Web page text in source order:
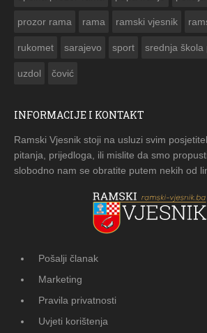
prozor rama rama ramski vjesnik
rukomet sarajevo sport srednja škola
uzdol čović
INFORMACIJE I KONTAKT
Ramski Vjesnik stoji na usluzi svim
pitanja, prijedloga, ili mislite da smo
slobodno nam se obratite putem nekih od
Pošalji članak
Marketing
Pravila privatnosti
Uvjeti korištenja